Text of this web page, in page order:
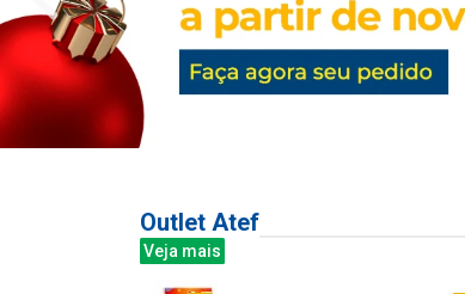
Outlet Atef
Veja mais